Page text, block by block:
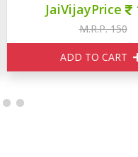
JaiVijayPrice 140
M.R.P. 150
ADD TO CART